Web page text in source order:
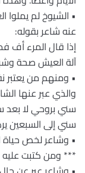
• الشيوخ لم يملوا
عنه شاعر بقوله:
إذا قال المرء أف
آلة العيش صحة
• ومنهم من يعتبر
والذي عبر عنها
سني بروحي لا
سني إلى السبعين
• وشاعر لخص حياة
*** ومن كتبت